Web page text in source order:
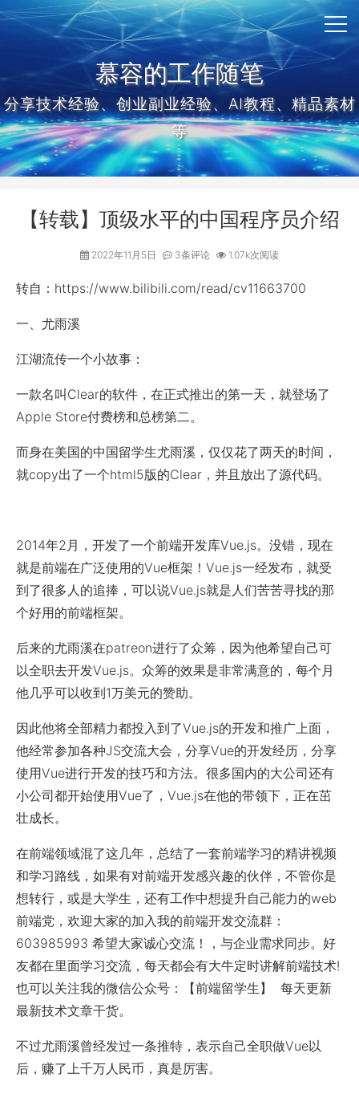
慕容的工作随笔
分享技术经验、创业副业经验、AI教程、精品素材
等
【转载】顶级水平的中国程序员介绍
2022年11月5日 3条评论 1.07k次阅读
转自：https://www.bilibili.com/read/cv11663700
一、尤雨溪
江湖流传一个小故事：
一款名叫Clear的软件，在正式推出的第一天，就登场了
Apple Store付费榜和总榜第二。
而身在美国的中国留学生尤雨溪，仅仅花了两天的时间，
就copy出了一个html5版的Clear，并且放出了源代码。
2014年2月，开发了一个前端开发库Vue.js。没错，现在
就是前端在广泛使用的Vue框架！Vue.js一经发布，就受
到了很多人的追捧，可以说Vue.js就是人们苦苦寻找的那
个好用的前端框架。
后来的尤雨溪在patreon进行了众筹，因为他希望自己可
以全职去开发Vue.js。众筹的效果是非常满意的，每个月
他几乎可以收到1万美元的赞助。
因此他将全部精力都投入到了Vue.js的开发和推广上面，
他经常参加各种JS交流大会，分享Vue的开发经历，分享
使用Vue进行开发的技巧和方法。很多国内的大公司还有
小公司都开始使用Vue了，Vue.js在他的带领下，正在茁
壮成长。
在前端领域混了这几年，总结了一套前端学习的精讲视频
和学习路线，如果有对前端开发感兴趣的伙伴，不管你是
想转行，或是大学生，还有工作中想提升自己能力的web
前端党，欢迎大家的加入我的前端开发交流群：
603985993 希望大家诚心交流！，与企业需求同步。好
友都在里面学习交流，每天都会有大牛定时讲解前端技术!
也可以关注我的微信公众号：【前端留学生】 每天更新
最新技术文章干货。
不过尤雨溪曾经发过一条推特，表示自己全职做Vue以
后，赚了上千万人民币，真是厉害。